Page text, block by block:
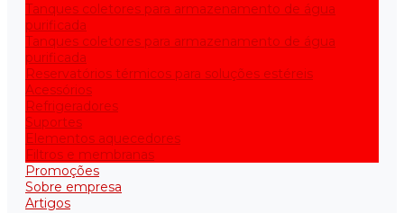
Tanques coletores para armazenamento de água
purificada
Tanques coletores para armazenamento de água
purificada
Reservatórios térmicos para soluções estéreis
Acessórios
Refrigeradores
Suportes
Elementos aquecedores
Filtros e membranas
Promoções
Sobre empresa
Artigos